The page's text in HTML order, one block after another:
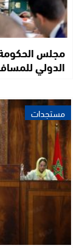
مجلس
الدولي
مستجدات